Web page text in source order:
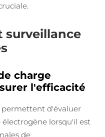
surveillance
charge
l'efficacité
permettent d'évaluer
lorsqu'il est
de